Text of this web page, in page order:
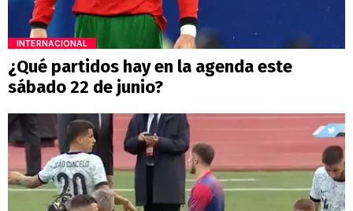
INTERNACIONAL
¿Qué partidos hay en la agenda este
sábado 22 de junio?